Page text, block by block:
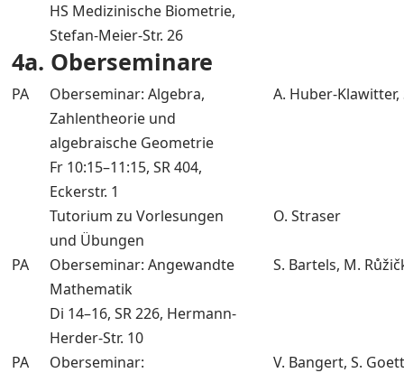
HS Medizinische Biometrie,
Stefan-Meier-Str. 26
4a. Oberseminare
PA
Oberseminar: Algebra,
Zahlentheorie und
algebraische Geometrie
A. Huber-Klawitter,
Fr 10:15–11:15, SR 404,
Eckerstr. 1
Tutorium zu Vorlesungen
und Übungen
O. Straser
PA
Oberseminar: Angewandte
Mathematik
S. Bartels, M.
Di 14–16, SR 226, Hermann-
Herder-Str. 10
PA
Oberseminar:
V. Bangert, S.